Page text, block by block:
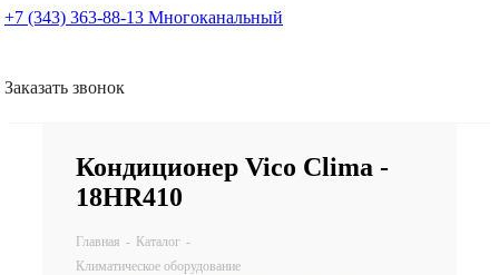
+7 (343) 363-88-13 Многоканальный
Заказать звонок
Кондиционер Vico Clima -
18HR410
Главная - Каталог -
Климатическое оборудование